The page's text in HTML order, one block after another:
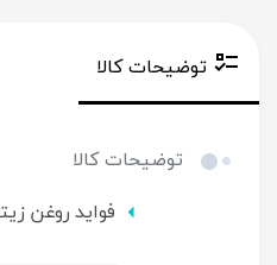
توضیحات کالا
توضیحات کالا
فواید روغن